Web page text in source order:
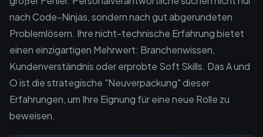
nach Code-Ninjas, sondern nach gut abgerundeten
Problemlösern. Ihre nicht-technische Erfahrung bietet
einen einzigartigen Mehrwert: Branchenwissen,
Kundenverständnis oder erprobte Soft Skills. Das A und
O ist die strategische "Neuverpackung" dieser
Erfahrungen, um Ihre Eignung für eine neue Rolle zu
beweisen.